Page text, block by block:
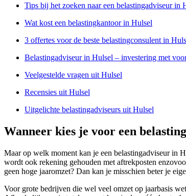
Tips bij het zoeken naar een belastingadviseur in
Wat kost een belastingkantoor in Hulsel
3 offertes voor de beste belastingconsulent in
Belastingadviseur in Hulsel – investering met
Veelgestelde vragen uit Hulsel
Recensies uit Hulsel
Uitgelichte belastingadviseurs uit Hulsel
Wanneer kies je voor een
Maar op welk moment kan je een belastingadviseur in
wordt ook rekening gehouden met aftrekposten
geen hoge jaaromzet? Dan kan je misschien beter je
Voor grote bedrijven die wel veel omzet op jaarbasis